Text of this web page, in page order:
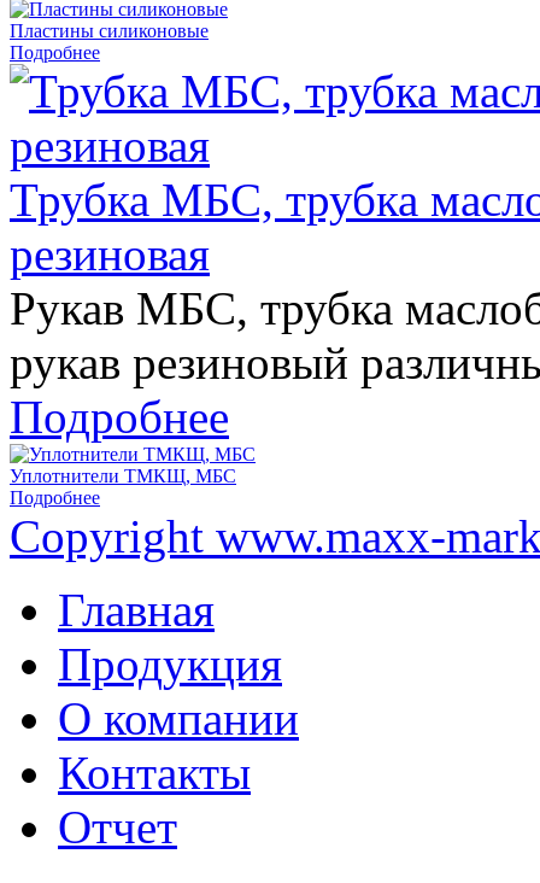
Пластины силиконовые
Подробнее
Трубка МБС, трубка
резиновая
Рукав МБС, трубка
рукав резиновый
Подробнее
Уплотнители ТМКЩ, МБС
Подробнее
Copyright www.maxx-
Главная
Продукция
О компании
Контакты
Отчет